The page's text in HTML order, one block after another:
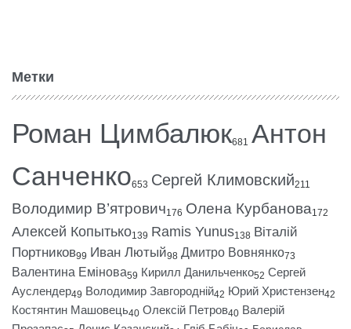
Метки
Роман Цимбалюк681 Антон
Санченко653 Сергей Климовский211
Володимир В’ятрович176 Олена Курбанова172
Алексей Копытько139 Ramis Yunus138 Віталій
Портников99 Иван Лютый98 Дмитро Вовнянко73
Валентина Емінова59 Кирилл Данильченко52 Сергей
Ауслендер49 Володимир Завгородній42 Юрий Христензен42
Костянтин Машовець40 Олексій Петров40 Валерій